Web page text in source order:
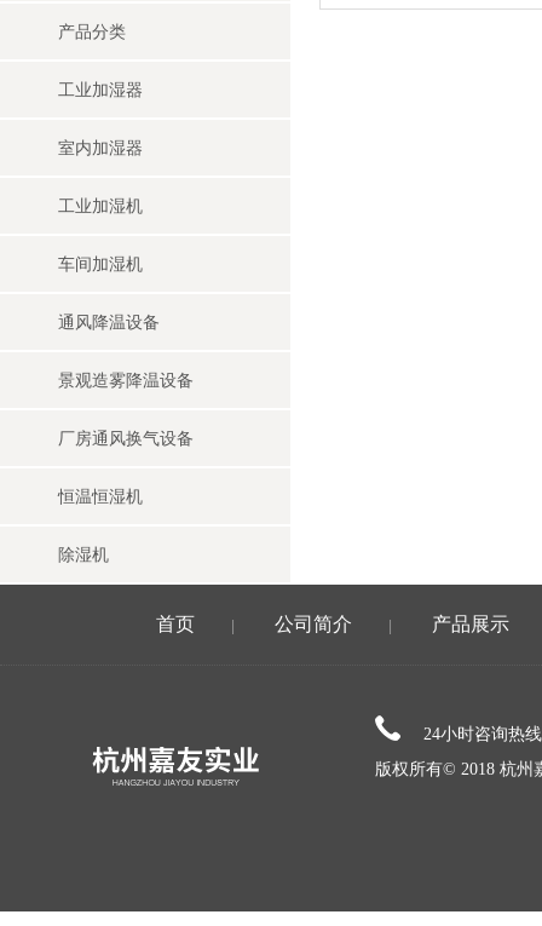
产品分类
工业加湿器
室内加湿器
工业加湿机
车间加湿机
通风降温设备
景观造雾降温设备
厂房通风换气设备
恒温恒湿机
除湿机
首页 公司简介 产品展示
24小时咨询热
版权所有© 2018 杭州